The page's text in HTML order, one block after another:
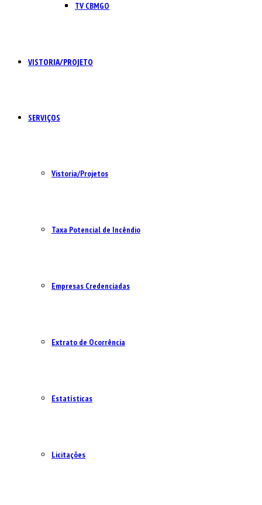
TV CBMGO
VISTORIA/PROJETO
SERVIÇOS
Vistoria/Projetos
Taxa Potencial de Incêndio
Empresas Credenciadas
Extrato de Ocorrência
Estatísticas
Licitações